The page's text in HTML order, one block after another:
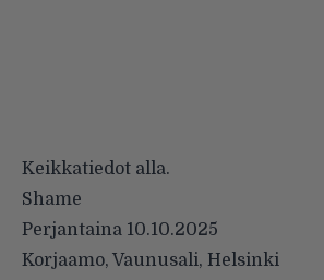
Keikkatiedot alla.
Shame
Perjantaina 10.10.2025
Korjaamo, Vaunusali, Helsinki